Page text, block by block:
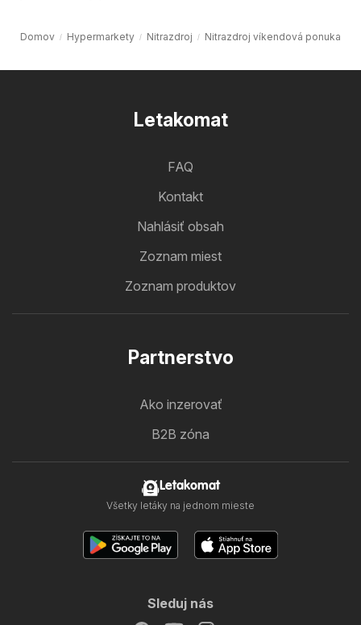
Domov Hypermarkety Nitrazdroj Nitrazdroj víkendová ponuka
Letakomat
FAQ
Kontakt
Nahlásiť obsah
Zoznam miest
Zoznam produktov
Partnerstvo
Ako inzerovať
B2B zóna
Letakomat
Všetky letáky na jednom mieste
Sleduj nás